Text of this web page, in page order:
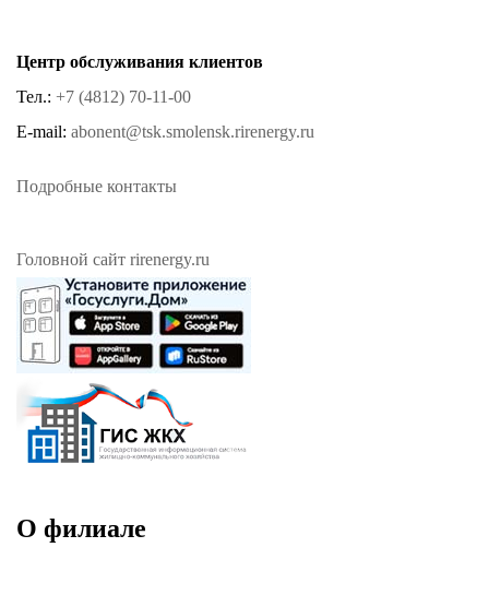
Центр обслуживания клиентов
Тел.: +7 (4812) 70-11-00
E-mail: abonent@tsk.smolensk.rirenergy.ru
Подробные контакты
Головной сайт rirenergy.ru
О филиале